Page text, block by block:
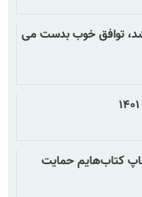
توافق خوب بدست می
کتاب‌هایم حمایت